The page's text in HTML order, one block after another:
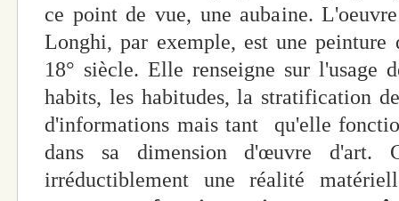
ce point de vue, une aubaine.
Longhi, par exemple, est une peinture
18° siècle. Elle renseigne sur l'usage
habits, les habitudes, la stratification
d'informations mais tant qu'elle
dans sa dimension d'œuvre d'art.
irréductiblement une réalité